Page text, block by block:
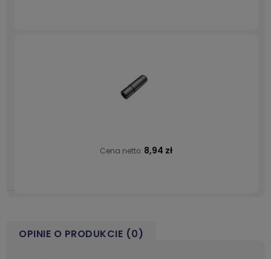
Cena netto: 8,94 zł
OPINIE O PRODUKCIE (0)